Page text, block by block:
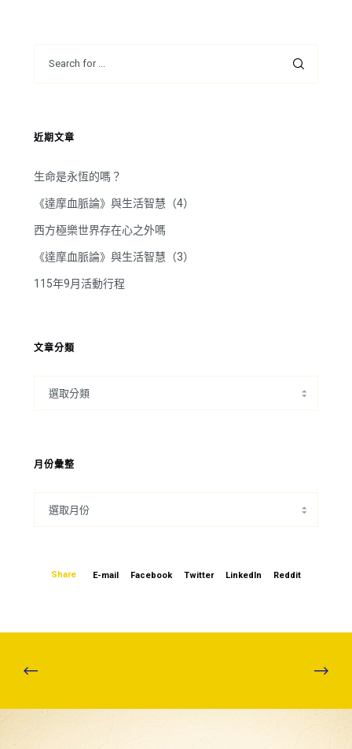
近期文章
生命是永恆的嗎？
《達摩血脈論》與生活智慧（4）
西方極樂世界存在心之外嗎
《達摩血脈論》與生活智慧（3）
115年9月活動行程
文章分類
月份彙整
Share E-mail Facebook Twitter LinkedIn Reddit